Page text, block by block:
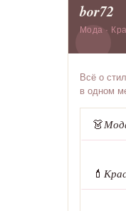
bor72
Мода ·
Всё о
в одном
👗
💄